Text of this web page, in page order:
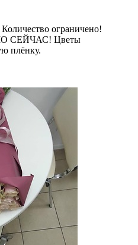
ограничено!
СЕЙЧАС! Цветы
плёнку.